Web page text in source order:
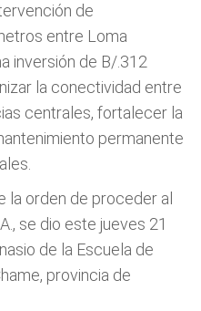
de
entre Loma
inversión de B/.312
la conectividad entre
centrales, fortalecer la
permanente
la orden de proceder al
se dio este jueves 21
de la Escuela de
provincia de